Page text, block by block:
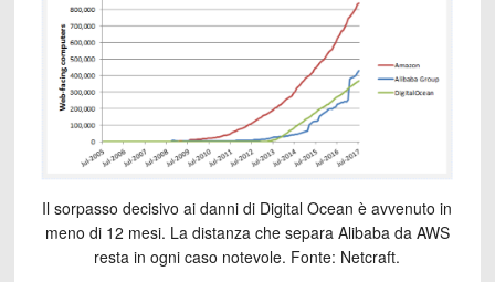
Il sorpasso decisivo ai danni di Digital Ocean è avvenuto in
meno di 12 mesi. La distanza che separa Alibaba da AWS
resta in ogni caso notevole. Fonte: Netcraft.